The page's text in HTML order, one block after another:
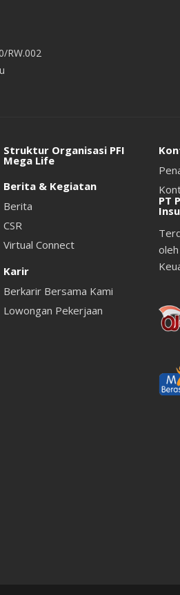
RW.002
Struktur Organisasi PFI
Mega Life
Berita & Kegiatan
Berita
CSR
Virtual Connect
Karir
Berkarir Bersama Kami
Lowongan Pekerjaan
PT